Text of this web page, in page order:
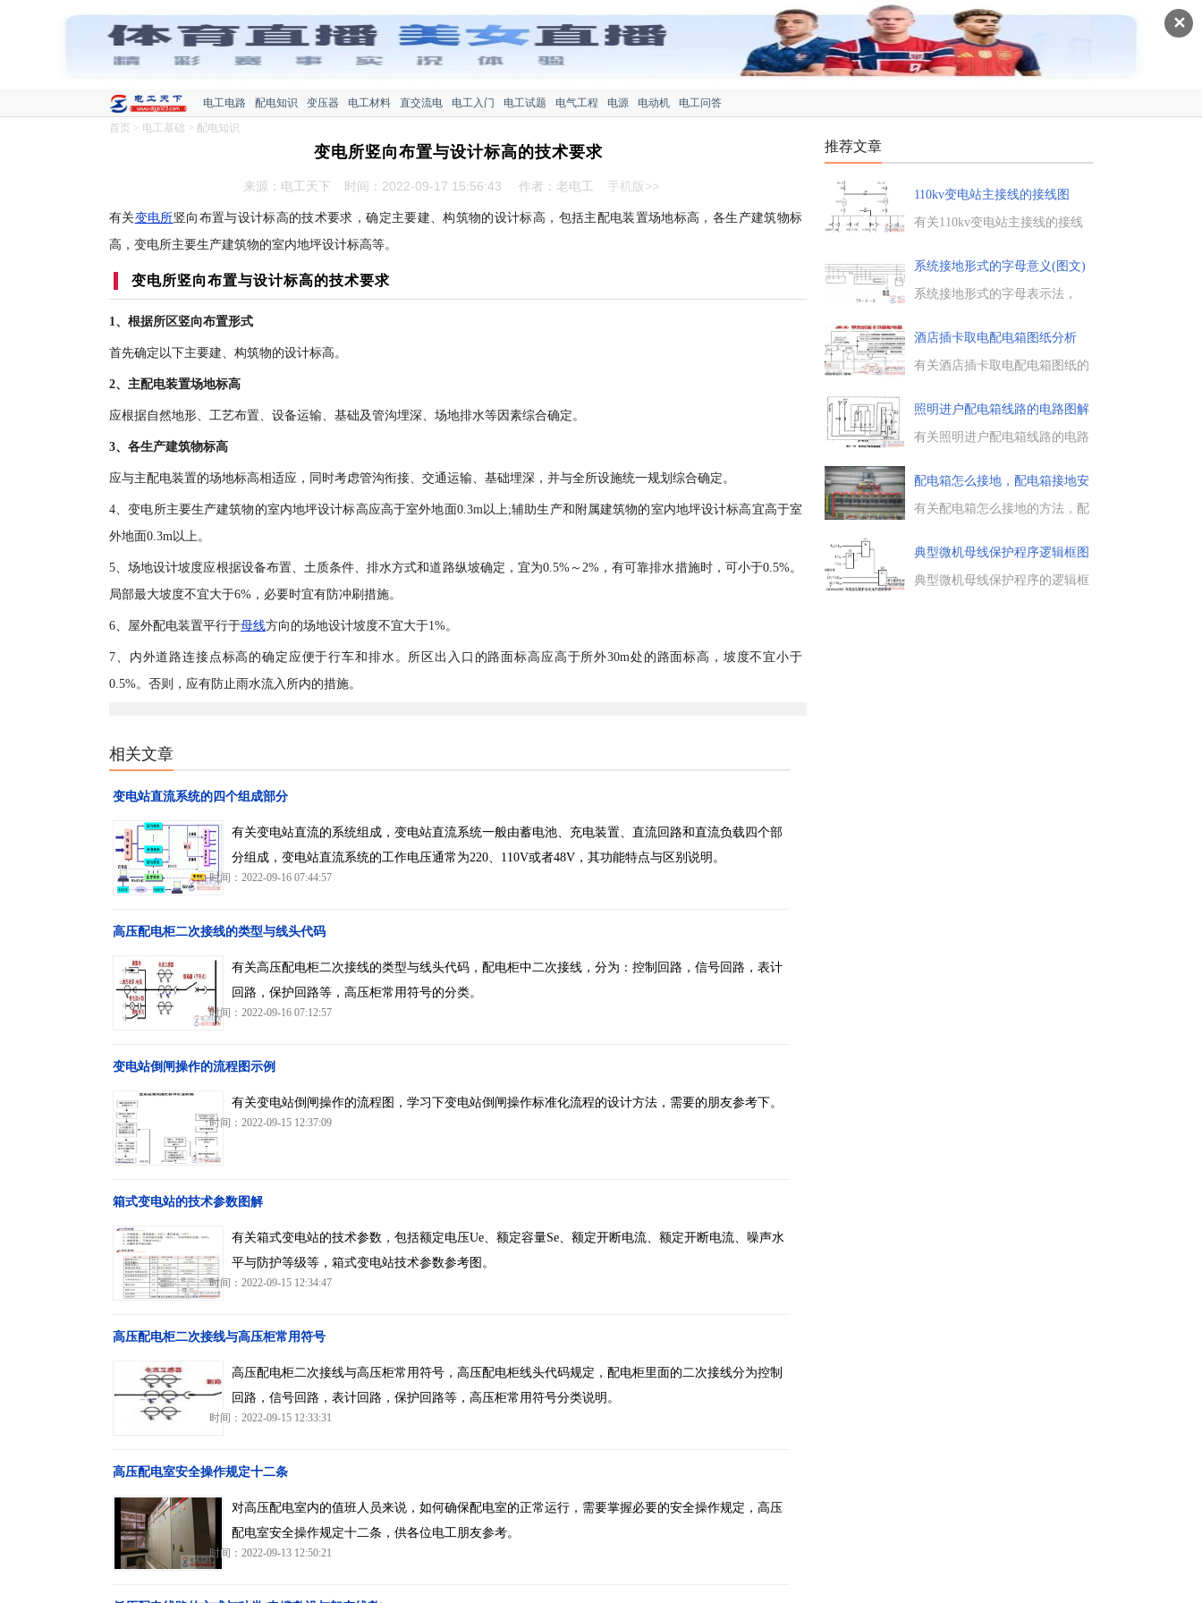
✕
电工电路 配电知识 变压器 电工材料 直交流电 电工入门 电工试题 电气工程 电源 电动机
电工问答
首页 > 电工基础 > 配电知识
变电所竖向布置与设计标高的技术要求
来源：电工天下 时间：2022-09-17 15:56:43 作者：老电工 手机版>>
有关变电所竖向布置与设计标高的技术要求，确定主要建、构筑物的设计标高，包括主配电装置场地标高，各生产建筑物标
高，变电所主要生产建筑物的室内地坪设计标高等。
变电所竖向布置与设计标高的技术要求
1、根据所区竖向布置形式
首先确定以下主要建、构筑物的设计标高。
2、主配电装置场地标高
应根据自然地形、工艺布置、设备运输、基础及管沟埋深、场地排水等因素综合确定。
3、各生产建筑物标高
应与主配电装置的场地标高相适应，同时考虑管沟衔接、交通运输、基础埋深，并与全所设施统一规划综合确定。
4、变电所主要生产建筑物的室内地坪设计标高应高于室外地面0.3m以上;辅助生产和附属建筑物的室内地坪设计标高宜高于室
外地面0.3m以上。
5、场地设计坡度应根据设备布置、土质条件、排水方式和道路纵坡确定，宜为0.5%～2%，有可靠排水措施时，可小于0.5%。
局部最大坡度不宜大于6%，必要时宜有防冲刷措施。
6、屋外配电装置平行于母线方向的场地设计坡度不宜大于1%。
7、内外道路连接点标高的确定应便于行车和排水。所区出入口的路面标高应高于所外30m处的路面标高，坡度不宜小于
0.5%。否则，应有防止雨水流入所内的措施。
相关文章
变电站直流系统的四个组成部分
有关变电站直流的系统组成，变电站直流系统一般由蓄电池、充电装置、直流回路和直流负载四个部
分组成，变电站直流系统的工作电压通常为220、110V或者48V，其功能特点与区别说明。
时间：2022-09-16 07:44:57
高压配电柜二次接线的类型与线头代码
有关高压配电柜二次接线的类型与线头代码，配电柜中二次接线，分为：控制回路，信号回路，表计
回路，保护回路等，高压柜常用符号的分类。
时间：2022-09-16 07:12:57
变电站倒闸操作的流程图示例
有关变电站倒闸操作的流程图，学习下变电站倒闸操作标准化流程的设计方法，需要的朋友参考下。
时间：2022-09-15 12:37:09
箱式变电站的技术参数图解
有关箱式变电站的技术参数，包括额定电压Ue、额定容量Se、额定开断电流、额定开断电流、噪声水
平与防护等级等，箱式变电站技术参数参考图。
时间：2022-09-15 12:34:47
高压配电柜二次接线与高压柜常用符号
高压配电柜二次接线与高压柜常用符号，高压配电柜线头代码规定，配电柜里面的二次接线分为控制
回路，信号回路，表计回路，保护回路等，高压柜常用符号分类说明。
时间：2022-09-15 12:33:31
高压配电室安全操作规定十二条
对高压配电室内的值班人员来说，如何确保配电室的正常运行，需要掌握必要的安全操作规定，高压
配电室安全操作规定十二条，供各位电工朋友参考。
时间：2022-09-13 12:50:21
推荐文章
110kv变电站主接线的接线图
有关110kv变电站主接线的接线
的接线方法，需要的朋友参考
下。...
系统接地形式的字母意义(图文)
系统接地形式的字母表示法，
号】，第一个字母表示电源端与
地的关系，第二个字母表示电气
装置的外露可导电部分与地的关
酒店插卡取电配电箱图纸分析
有关酒店插卡取电配电箱图纸的
插卡取电配电箱图纸数据，供大
家学习参考。...
照明进户配电箱线路的电路图解
有关照明进户配电箱线路的电路
位置与电源线的引线方式，常用
照明配电箱的电路接线方法。...
配电箱怎么接地，配电箱接地安
全要
有关配电箱怎么接地的方法，配
箱，无论大小，配电箱都需要接
地，配电箱怎么接地才安全，这
里总结了五点配电箱的接地要
典型微机母线保护程序逻辑框图
分
典型微机母线保护程序的逻辑框